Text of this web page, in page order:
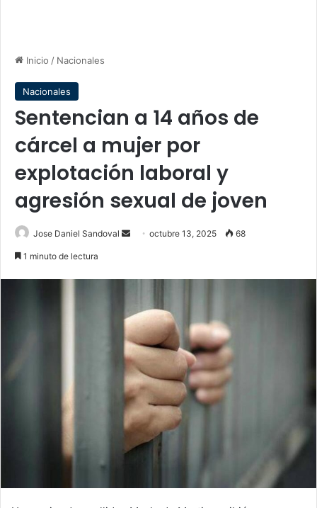
Inicio / Nacionales
Nacionales
Sentencian a 14 años de
cárcel a mujer por
explotación laboral y
agresión sexual de joven
Jose Daniel Sandoval
Sendoctubre 13, 2025 68
1 minuto de lectura